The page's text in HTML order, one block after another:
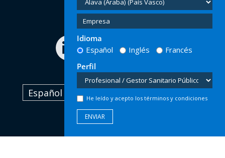
Email:info@hersill.com
Español
Idioma
Español
Inglés
Francés
Perfil
He leído y acepto los términos y condiciones